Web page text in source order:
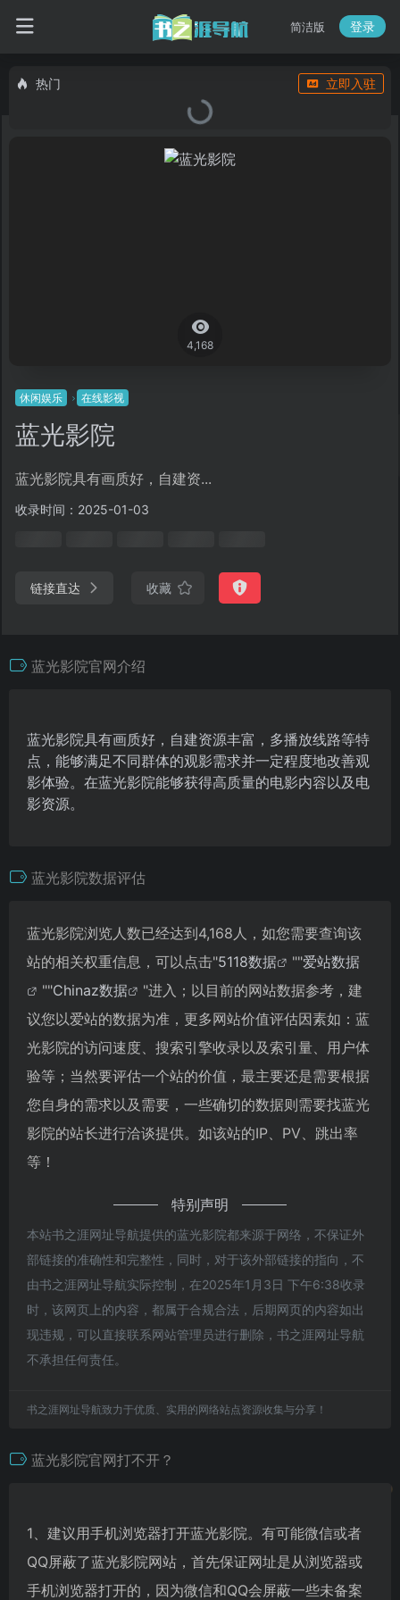
简洁版 登录
热门 立即入驻
4,168
休闲娱乐 在线影视
蓝光影院
蓝光影院具有画质好，自建资...
收录时间：2025-01-03
链接直达 收藏
蓝光影院官网介绍
蓝光影院具有画质好，自建资源丰富，多播放线路等特
点，能够满足不同群体的观影需求并一定程度地改善观
影体验。在蓝光影院能够获得高质量的电影内容以及电
影资源。
蓝光影院数据评估
蓝光影院浏览人数已经达到4,168人，如您需要查询该
站的相关权重信息，可以点击"5118数据 ""爱站数据
""Chinaz数据
"进入；以目前的网站数据参考，建
议您以爱站的数据为准，更多网站价值评估因素如：蓝
光影院的访问速度、搜索引擎收录以及索引量、用户体
验等；当然要评估一个站的价值，最主要还是需要根据
您自身的需求以及需要，一些确切的数据则需要找蓝光
影院的站长进行洽谈提供。如该站的IP、PV、跳出率
等！
特别声明
本站书之涯网址导航提供的蓝光影院都来源于网络，不保证外
部链接的准确性和完整性，同时，对于该外部链接的指向，不
由书之涯网址导航实际控制，在2025年1月3日 下午6:38收录
时，该网页上的内容，都属于合规合法，后期网页的内容如出
现违规，可以直接联系网站管理员进行删除，书之涯网址导航
不承担任何责任。
书之涯网址导航致力于优质、实用的网络站点资源收集与分享！
蓝光影院官网打不开？
1、建议用手机浏览器打开蓝光影院。有可能微信或者
QQ屏蔽了蓝光影院网站，首先保证网址是从浏览器或
手机浏览器打开的，因为微信和QQ会屏蔽一些未备案